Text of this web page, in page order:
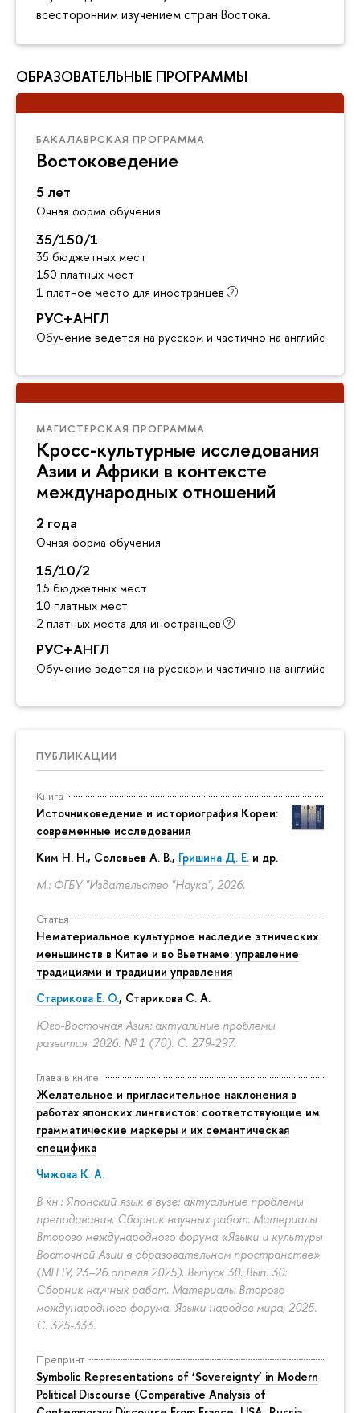
всесторонним изучением стран Востока.
ОБРАЗОВАТЕЛЬНЫЕ ПРОГРАММЫ
БАКАЛАВРСКАЯ ПРОГРАММА
Востоковедение
5 лет
Очная форма обучения
35/150/1
35 бюджетных мест
150 платных мест
1 платное место для иностранцев
РУС+АНГЛ
Обучение ведется на русском и частично на английском
МАГИСТЕРСКАЯ ПРОГРАММА
Кросс-культурные исследования
Азии и Африки в контексте
международных отношений
2 года
Очная форма обучения
15/10/2
15 бюджетных мест
10 платных мест
2 платных места для иностранцев
РУС+АНГЛ
Обучение ведется на русском и частично на английском
ПУБЛИКАЦИИ
Книга
Источниковедение и историография Кореи:
современные исследования
Ким Н. Н., Соловьев А. В., Гришина Д. Е. и др.
М.: ФГБУ "Издательство "Наука", 2026.
Статья
Нематериальное культурное наследие этнических
меньшинств в Китае и во Вьетнаме: управление
традициями и традиции управления
Старикова Е. О., Старикова С. А.
Юго-Восточная Азия: актуальные проблемы
развития. 2026. № 1 (70). С. 279-297.
Глава в книге
Желательное и пригласительное наклонения в
работах японских лингвистов: соответствующие им
грамматические маркеры и их семантическая
специфика
Чижова К. А.
В кн.: Японский язык в вузе: актуальные проблемы
преподавания. Сборник научных работ. Материалы
Второго международного форума «Языки и культуры
Восточной Азии в образовательном пространстве»
(МГПУ, 23–26 апреля 2025). Выпуск 30. Вып. 30:
Сборник научных работ. Материалы Второго
международного форума. Языки народов мира, 2025.
С. 325-333.
Препринт
Symbolic Representations of ‘Sovereignty’ in Modern
Political Discourse (Comparative Analysis of